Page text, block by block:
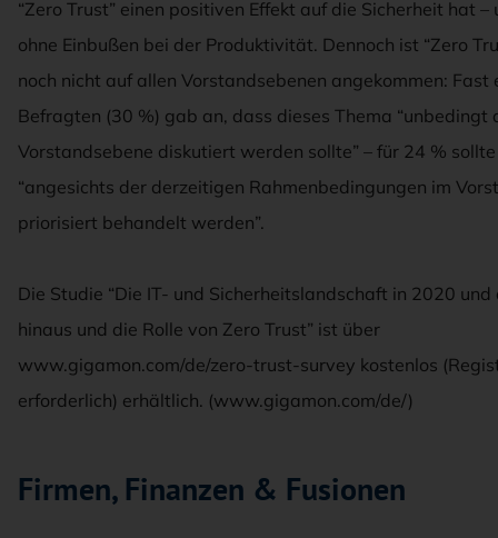
“Zero Trust” einen positiven Effekt auf die Sicherheit hat –
ohne Einbußen bei der Produktivität. Dennoch ist “Zero
noch nicht auf allen Vorstandsebenen angekommen:
Befragten (30 %) gab an, dass dieses Thema “unbedingt
Vorstandsebene diskutiert werden sollte” – für 24 %
“angesichts der derzeitigen Rahmenbedingungen im
priorisiert behandelt werden”.
Die Studie “Die IT- und Sicherheitslandschaft in 2020
hinaus und die Rolle von Zero Trust” ist über
www.gigamon.com/de/zero-trust-survey kostenlos
erforderlich) erhältlich. (www.gigamon.com/de/)
Firmen, Finanzen & Fusionen